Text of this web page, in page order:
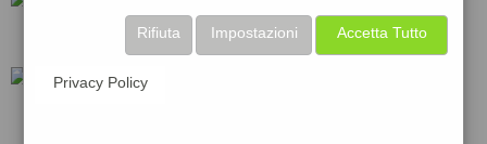
shell Accetta Tutto
Impostazioni
Rifiuta
Privacy Policy